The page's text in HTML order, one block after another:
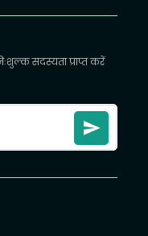
सदस्यता प्राप्त करें